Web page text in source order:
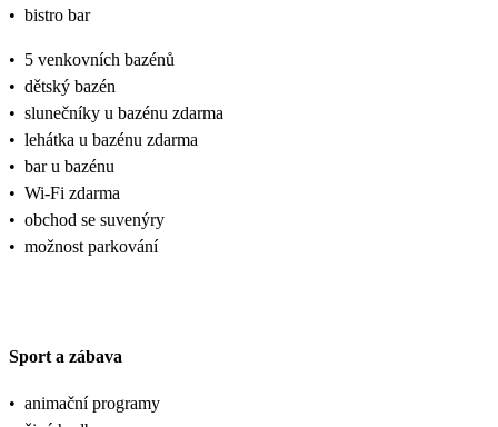
• bistro bar
• 5 venkovních bazénů
• dětský bazén
• slunečníky u bazénu zdarma
• lehátka u bazénu zdarma
• bar u bazénu
• Wi-Fi zdarma
• obchod se suvenýry
• možnost parkování
Sport a zábava
• animační programy